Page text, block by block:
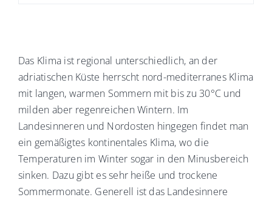
Das Klima ist regional unterschiedlich, an der
adriatischen Küste herrscht nord-mediterranes Klima
mit langen, warmen Sommern mit bis zu 30°C und
milden aber regenreichen Wintern. Im
Landesinneren und Nordosten hingegen findet man
ein gemäßigtes kontinentales Klima, wo die
Temperaturen im Winter sogar in den Minusbereich
sinken. Dazu gibt es sehr heiße und trockene
Sommermonate. Generell ist das Landesinnere